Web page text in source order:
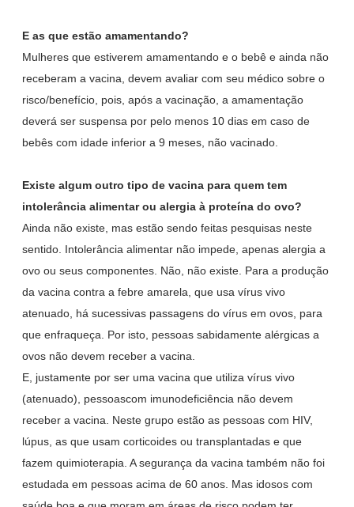
E as que estão amamentando?
Mulheres que estiverem amamentando e o bebê e ainda não
receberam a vacina, devem avaliar com seu médico sobre o
risco/benefício, pois, após a vacinação, a amamentação
deverá ser suspensa por pelo menos 10 dias em caso de
bebês com idade inferior a 9 meses, não vacinado.
Existe algum outro tipo de vacina para quem tem
intolerância alimentar ou alergia à proteína do ovo?
Ainda não existe, mas estão sendo feitas pesquisas neste
sentido. Intolerância alimentar não impede, apenas alergia a
ovo ou seus componentes. Não, não existe. Para a produção
da vacina contra a febre amarela, que usa vírus vivo
atenuado, há sucessivas passagens do vírus em ovos, para
que enfraqueça. Por isto, pessoas sabidamente alérgicas a
ovos não devem receber a vacina.
E, justamente por ser uma vacina que utiliza vírus vivo
(atenuado), pessoascom imunodeficiência não devem
receber a vacina. Neste grupo estão as pessoas com HIV,
lúpus, as que usam corticoides ou transplantadas e que
fazem quimioterapia. A segurança da vacina também não foi
estudada em pessoas acima de 60 anos. Mas idosos com